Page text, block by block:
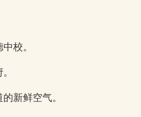
校。
新鲜空气。